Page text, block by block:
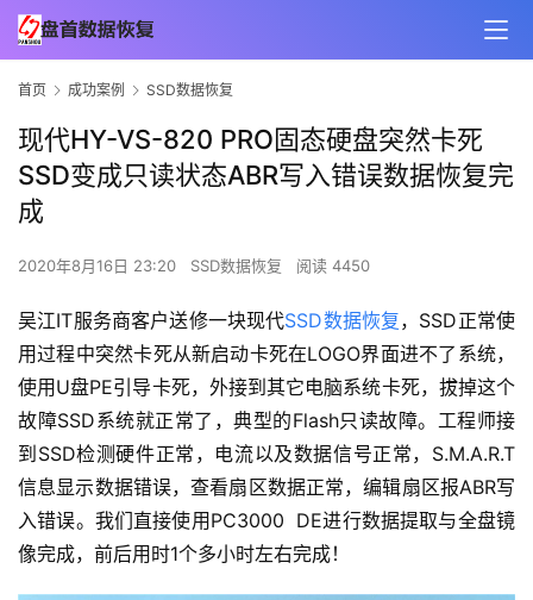
首页 成功案例 SSD数据恢复
现代HY-VS-820 PRO固态硬盘突然卡死
SSD变成只读状态ABR写入错误数据恢复完
成
2020年8月16日 23:20 SSD数据恢复 阅读 4450
吴江IT服务商客户送修一块现代SSD数据恢复，SSD正常使
用过程中突然卡死从新启动卡死在LOGO界面进不了系统，
使用U盘PE引导卡死，外接到其它电脑系统卡死，拔掉这个
故障SSD系统就正常了，典型的Flash只读故障。工程师接
到SSD检测硬件正常，电流以及数据信号正常，S.M.A.R.T
信息显示数据错误，查看扇区数据正常，编辑扇区报ABR写
入错误。我们直接使用PC3000  DE进行数据提取与全盘镜
像完成，前后用时1个多小时左右完成！